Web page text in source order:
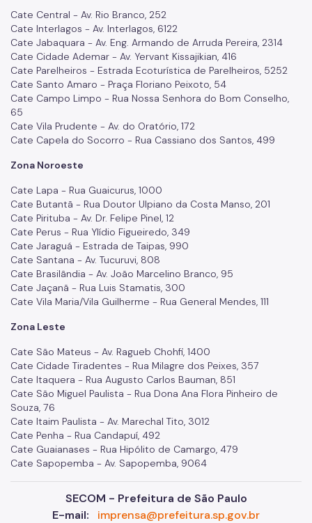
Cate Central - Av. Rio Branco, 252
Cate Interlagos - Av. Interlagos, 6122
Cate Jabaquara - Av. Eng. Armando de Arruda Pereira, 2314
Cate Cidade Ademar - Av. Yervant Kissajikian, 416
Cate Parelheiros - Estrada Ecoturística de Parelheiros, 5252
Cate Santo Amaro - Praça Floriano Peixoto, 54
Cate Campo Limpo - Rua Nossa Senhora do Bom Conselho,
65
Cate Vila Prudente - Av. do Oratório, 172
Cate Capela do Socorro - Rua Cassiano dos Santos, 499
Zona Noroeste
Cate Lapa - Rua Guaicurus, 1000
Cate Butantã - Rua Doutor Ulpiano da Costa Manso, 201
Cate Pirituba - Av. Dr. Felipe Pinel, 12
Cate Perus - Rua Ylídio Figueiredo, 349
Cate Jaraguá - Estrada de Taipas, 990
Cate Santana - Av. Tucuruvi, 808
Cate Brasilândia - Av. João Marcelino Branco, 95
Cate Jaçanã - Rua Luis Stamatis, 300
Cate Vila Maria/Vila Guilherme - Rua General Mendes, 111
Zona Leste
Cate São Mateus - Av. Ragueb Chohfi, 1400
Cate Cidade Tiradentes - Rua Milagre dos Peixes, 357
Cate Itaquera - Rua Augusto Carlos Bauman, 851
Cate São Miguel Paulista - Rua Dona Ana Flora Pinheiro de
Souza, 76
Cate Itaim Paulista - Av. Marechal Tito, 3012
Cate Penha - Rua Candapuí, 492
Cate Guaianases - Rua Hipólito de Camargo, 479
Cate Sapopemba - Av. Sapopemba, 9064
SECOM - Prefeitura de São Paulo
E-mail:
imprensa@prefeitura.sp.gov.br